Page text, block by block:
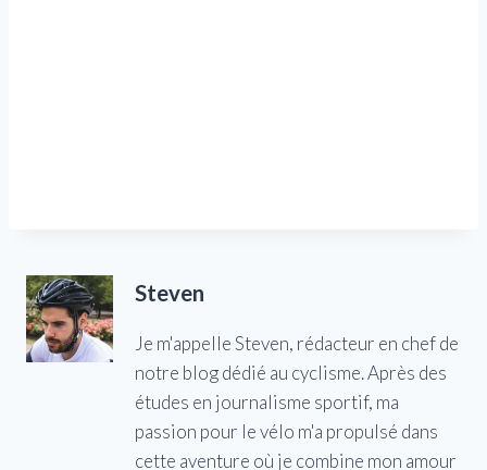
Steven
Je m'appelle Steven, rédacteur en chef de
notre blog dédié au cyclisme. Après des
études en journalisme sportif, ma
passion pour le vélo m'a propulsé dans
cette aventure où je combine mon amour